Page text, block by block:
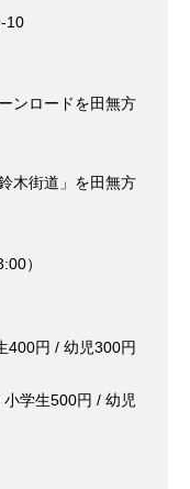
10
ンロードを田無方
木街道」を田無方
）
400円 / 幼児300円
小学生500円 / 幼児